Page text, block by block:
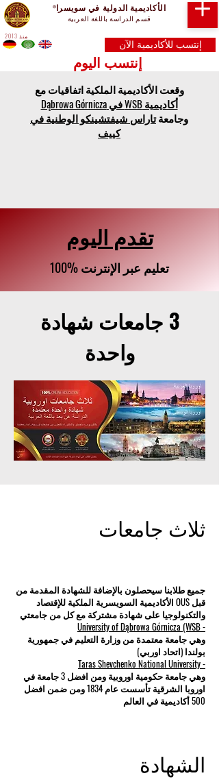
الأكاديمية الدولية في سويسرا®
قسم الدراسة باللغة العربية
إنتسب للأكاديمية الآن
إنتسب اليوم
منذ 2013
وقعت الأكاديمية الملكية اتفاقيات مع
أكاديمية WSB في Dąbrowa Górnicza
وجامعةتاراس شيفتشينكو الوطنية في
كييف
تقدم اليوم
100% تعليم عبر الإنترنت
3 جامعات شهادة
واحدة
ثلاث جامعات
جميع طلابنا سيحصلون بالإضافة للشهادة المقدمة من
قبل OUS الأكاديمية السويسرية الملكية للإقتصاد
والتكنولوجيا على شهادة مشتركة مع كل من جامعتي
- University of Dąbrowa Górnicza (WSB
وهي جامعة معتمدة من وزارة التعليم في جمهورية
بولندا (اتحاد اوربي)
- Taras Shevchenko National University
وهي جامعة حكومية اوروبية ومن افضل 3 جامعة في
اوروبا الشرقية تأسست عام 1834 ومن ضمن افضل
500 أكاديمية في العالم
الشهادة